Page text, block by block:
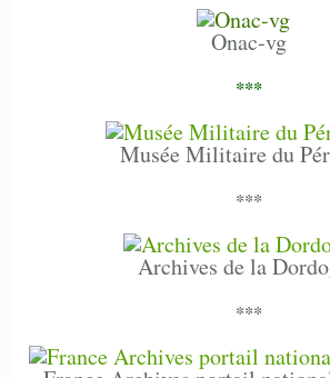
Onac-vg
***
Musée Militaire du
***
Archives de la
***